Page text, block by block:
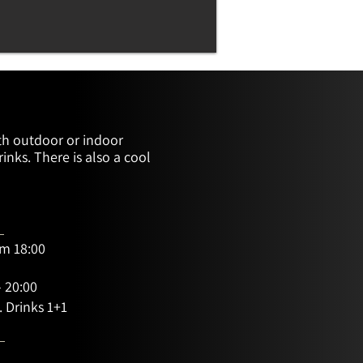
outdoor or indoor
There is also a cool
18:00
20:00
Drinks 1+1